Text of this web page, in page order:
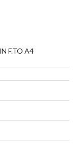
F.TO A4